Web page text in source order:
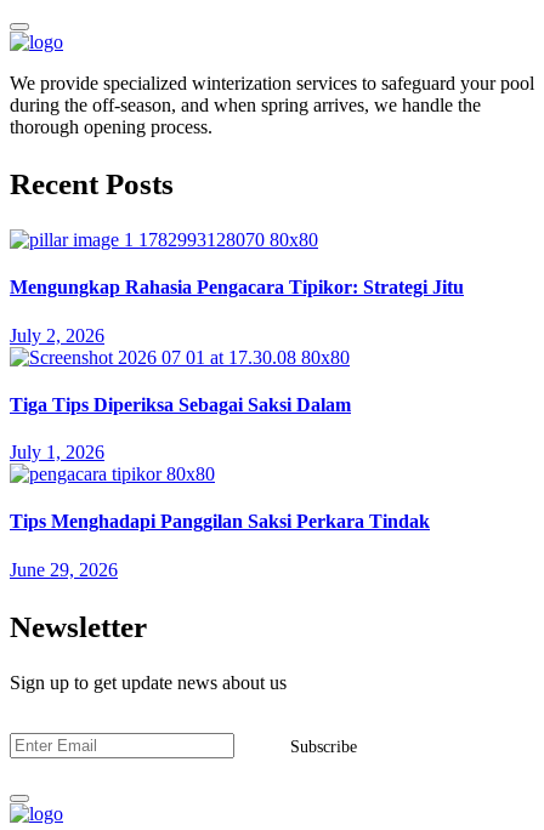
We provide specialized winterization services to safeguard your pool
during the off-season, and when spring arrives, we handle the
thorough opening process.
Recent Posts
Mengungkap Rahasia Pengacara Tipikor: Strategi Jitu
July 2, 2026
Tiga Tips Diperiksa Sebagai Saksi Dalam
July 1, 2026
Tips Menghadapi Panggilan Saksi Perkara Tindak
June 29, 2026
Newsletter
Sign up to get update news about us
Subscribe